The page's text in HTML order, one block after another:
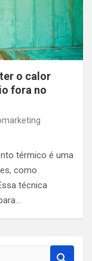
o calor
fora no
térmico é uma
como
técnica